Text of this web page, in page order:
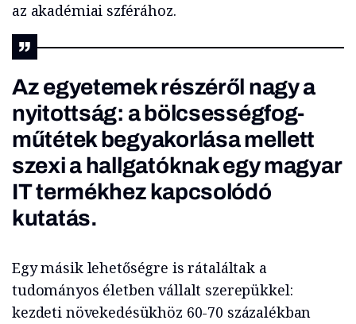
az akadémiai szférához.
Az egyetemek részéről nagy a
nyitottság: a bölcsességfog-
műtétek begyakorlása mellett
szexi a hallgatóknak egy magyar
IT termékhez kapcsolódó
kutatás.
Egy másik lehetőségre is rátaláltak a
tudományos életben vállalt szerepükkel:
kezdeti növekedésükhöz 60-70 százalékban